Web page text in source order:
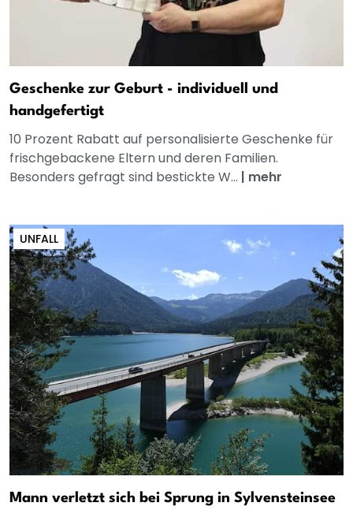
Geschenke zur Geburt - individuell und
handgefertigt
10 Prozent Rabatt auf personalisierte Geschenke für
frischgebackene Eltern und deren Familien.
Besonders gefragt sind bestickte W... | mehr
UNFALL
Mann verletzt sich bei Sprung in Sylvensteinsee